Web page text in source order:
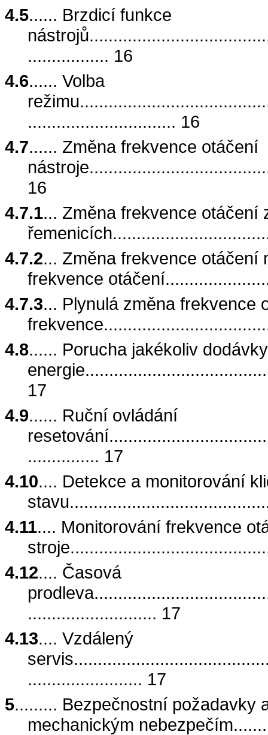
4.5...... Brzdicí funkce
................. 16
4.6...... Volba
............................... 16
4.7...... Změna frekvence otáčení
16
4.7.1... Změna frekvence otáčení
4.7.2... Změna frekvence otáčení
frekvence
4.7.3... Plynulá změna frekvence
4.8...... Porucha jakékoliv dodávky
17
4.9...... Ruční ovládání
............... 17
4.10.... Detekce a monitorování
4.11.... Monitorování frekvence
4.12.... Časová
........................... 17
4.13.... Vzdálený
........................ 17
5......... Bezpečnostní požadavky
mechanickým